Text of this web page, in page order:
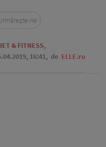
& FITNESS,
16:41, de ELLE.ro
ne